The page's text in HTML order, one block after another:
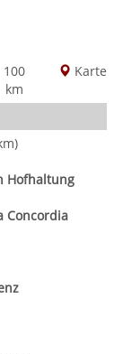
100
km
Karte
Hofhaltung
Concordia